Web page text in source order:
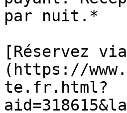
par nuit.*
[Réservez
(https://
te.fr.html?